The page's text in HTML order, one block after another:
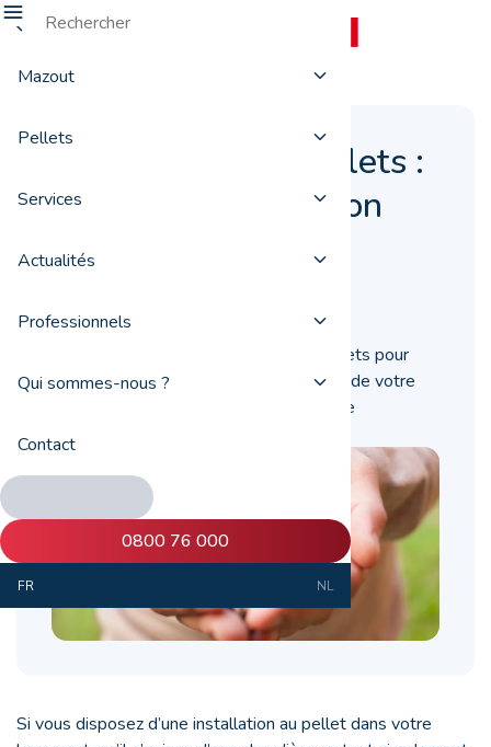
Mazout
Pellets
Services
Actualités
Professionnels
Qui sommes-nous ?
Contact
0800 76 000
FR NL
Distributeur de pellets :
comment faire le bon
choix
Vous recherchez un distributeur de pellets pour
approvisionner la chaudière ou le poêle de votre
habitation ? Découvrez comment bien le
sélectionner.
Si vous disposez d’une installation au pellet dans votre